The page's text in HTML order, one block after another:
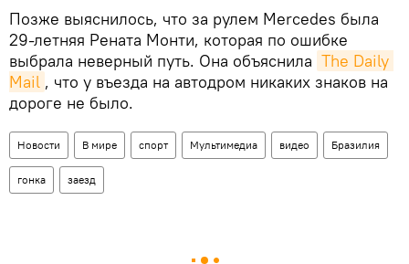
Позже выяснилось, что за рулем Mercedes была
29-летняя Рената Монти, которая по ошибке
выбрала неверный путь. Она объяснила The Daily
Mail , что у въезда на автодром никаких знаков на
дороге не было.
Новости В мире спорт Мультимедиа видео Бразилия
гонка заезд